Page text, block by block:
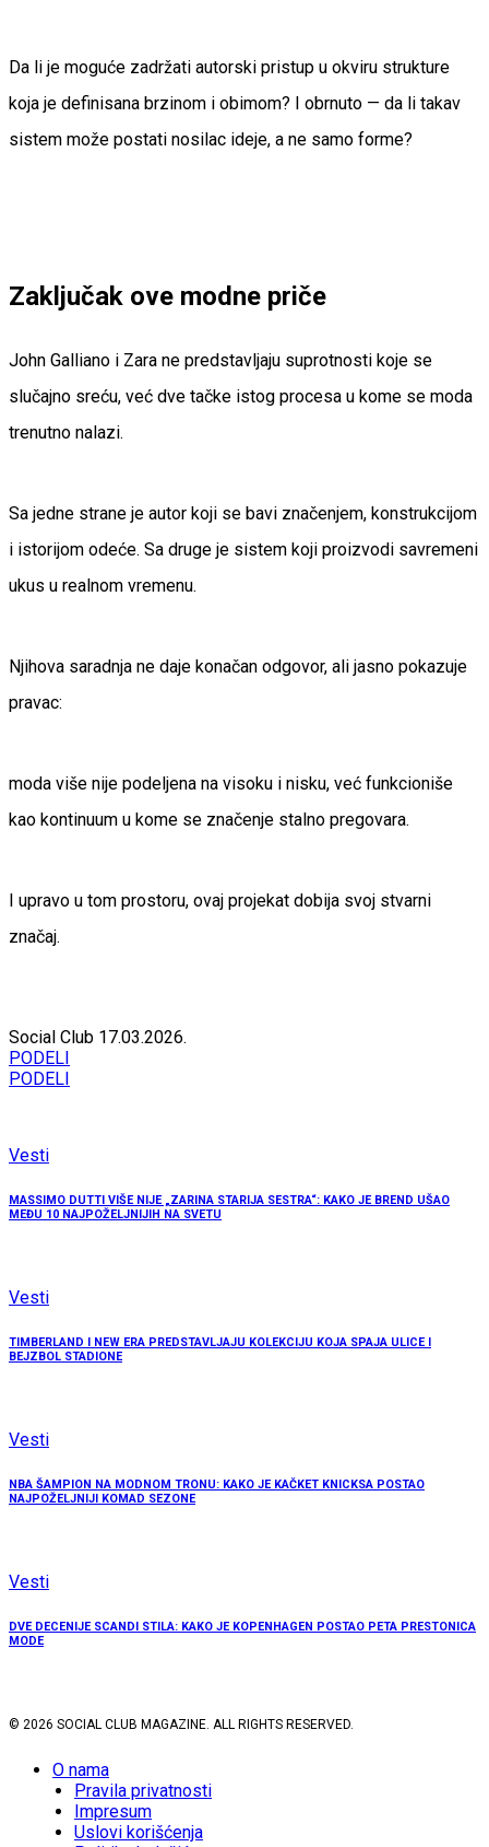
Da li je moguće zadržati autorski pristup u okviru strukture
koja je definisana brzinom i obimom? I obrnuto — da li takav
sistem može postati nosilac ideje, a ne samo forme?
Zaključak ove modne priče
John Galliano i Zara ne predstavljaju suprotnosti koje se
slučajno sreću, već dve tačke istog procesa u kome se moda
trenutno nalazi.
Sa jedne strane je autor koji se bavi značenjem, konstrukcijom
i istorijom odeće. Sa druge je sistem koji proizvodi savremeni
ukus u realnom vremenu.
Njihova saradnja ne daje konačan odgovor, ali jasno pokazuje
pravac:
moda više nije podeljena na visoku i nisku, već funkcioniše
kao kontinuum u kome se značenje stalno pregovara.
I upravo u tom prostoru, ovaj projekat dobija svoj stvarni
značaj.
Social Club 17.03.2026.
PODELI
PODELI
Vesti
MASSIMO DUTTI VIŠE NIJE „ZARINA STARIJA SESTRA“: KAKO JE BREND UŠAO
MEĐU 10 NAJPOŽELJNIJIH NA SVETU
Vesti
TIMBERLAND I NEW ERA PREDSTAVLJAJU KOLEKCIJU KOJA SPAJA ULICE I
BEJZBOL STADIONE
Vesti
NBA ŠAMPION NA MODNOM TRONU: KAKO JE KAČKET KNICKSA POSTAO
NAJPOŽELJNIJI KOMAD SEZONE
Vesti
DVE DECENIJE SCANDI STILA: KAKO JE KOPENHAGEN POSTAO PETA PRESTONICA
MODE
© 2026 SOCIAL CLUB MAGAZINE. ALL RIGHTS RESERVED.
O nama
Pravila privatnosti
Impresum
Uslovi korišćenja